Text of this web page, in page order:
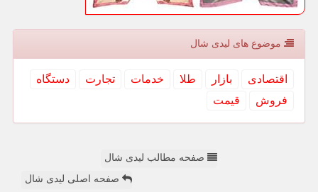
موضوع های لیدی شال
اقتصادی بازار طلا خدمات تجارت
دستگاه
فروش
قیمت
صفحه مطالب لیدی شال
صفحه اصلی لیدی شال